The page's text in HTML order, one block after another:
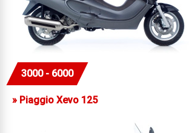
3000 - 6000
» Piaggio Xevo 125